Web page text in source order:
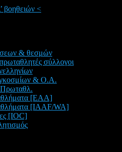
βοηθειών <
& θεσμών
σύλλογοι
& Ο.Α.
[EAA]
[IAAF/WA]
[IOC]